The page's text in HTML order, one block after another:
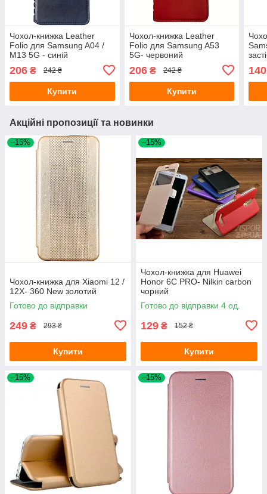
Чохол-книжка Leather
Folio для Samsung A04 /
M13 5G - синій
206 ₴ 242 ₴
Купити
Чохол-книжка Leather
Folio для Samsung A53
5G- червоний
206₴ 242 ₴
Купити
140
Акційні пропозиції та новинки
–15%
Чохол-книжка для Xiaomi 12 /
12X- 360 New золотий
Готово до відправки
249 ₴ 293 ₴
Купити
–15%
Чохол-книжка для Huawei
Honor 6C PRO- Nilkin carbon
чорний
Готово до відправки 4 од.
129 ₴ 152 ₴
Купити
–15% –15%